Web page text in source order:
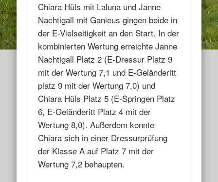
Chiara Hüls mit Laluna und Janne
Nachtigall mit Ganieus gingen beide in
der E-Vielseitigkeit an den Start. In der
kombinierten Wertung erreichte Janne
Nachtigall Platz 2 (E-Dressur Platz 9
mit der Wertung 7,1 und E-Geländeritt
platz 9 mit der Wertung 7,0) und
Chiara Hüls Platz 5 (E-Springen Platz
6, E-Geländeritt Platz 4 mit der
Wertung 8,0). Außerdem konnte
Chiara sich in einer Dressurprüfung
der Klasse A auf Platz 7 mit der
Wertung 7,2 behaupten.